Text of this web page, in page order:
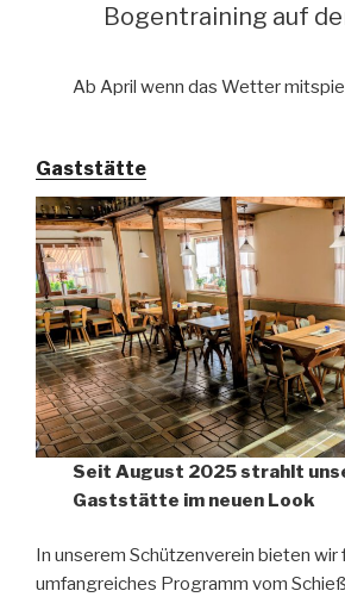
Bogentraining auf
Ab April wenn das Wetter
Gaststätte
Seit August 2025 strahlt
Gaststätte im neuen Look
In unserem Schützenverein bieten wir
umfangreiches Programm vom